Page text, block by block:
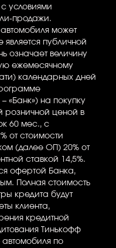
с условиями
продажи.
может
является публичной
означает величину
ежемесячному
календарных дней
«Банк») на покупку
розничной ценой в
60 мес., с
от стоимости
(далее ОП) 20% от
ставкой 14,5%.
офертой Банка,
Полная стоимость
кредита будут
клиента,
кредитной
Тинькофф
автомобиля по